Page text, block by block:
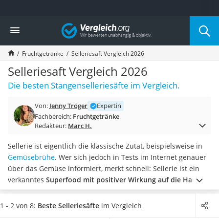
Die beliebtesten Vergleiche nach Kategorie
Lebensmittel
Schwarzkümmelöl
Knäckebrot
Schwarzkümmelöl-Kapseln
Manukahonig
Eiklar
Balsamico-Essig
Schwarzkümmelöl bio
Honig
Gemüsebrühe
Eiskaffee-Pulver
Irischer Whiskey
Grapefruitkernextrakt
Matcha-Set
Vergleich
Fruchtgetränke Selleriesaft Vergleich 2026
Selleriesaft Vergleich 2026
Die besten Stangenselleriesäfte im Vergleich.
Von: Jenny Tröger
Expertin
Fachbereich: Fruchtgetränke
Redakteur: Marc H.
Sellerie ist eigentlich die klassische Zutat, beispielsweise in
Gemüsebrühe. Wer sich jedoch in Tests im Internet genauer
über das Gemüse informiert, merkt schnell: Sellerie ist ein
verkanntes Superfood mit positiver Wirkung auf die Haut,
den Blutdruck, die Schilddrüse und die Verdauung. In Form
von Selleriesaft kommt das Superfood verzehrfertig auf den
1 - 2 von 8: Beste Selleriesäfte im Vergleich